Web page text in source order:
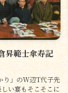
昇範士傘寿記
り」のW辺T代子先
い宴もそこそこに